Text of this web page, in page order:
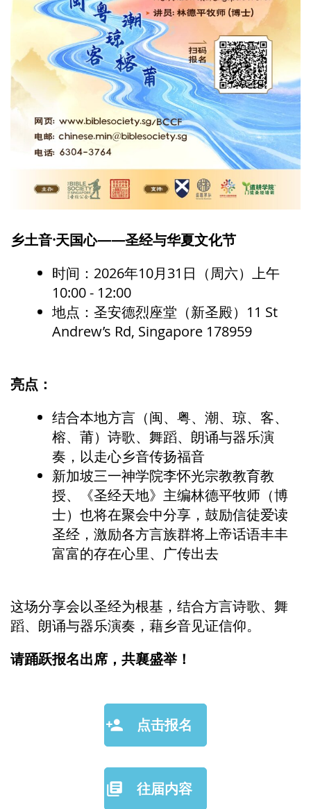
乡土音·天国心——圣经与华夏文化节
时间：2026年10月31日（周六）上午
10:00 - 12:00
地点：圣安德烈座堂（新圣殿）11 St
Andrew’s Rd, Singapore 178959
亮点：
结合本地方言（闽、粤、潮、琼、客、
榕、莆）诗歌、舞蹈、朗诵与器乐演
奏，以走心乡音传扬福音
新加坡三一神学院李怀光宗教教育教
授、《圣经天地》主编林德平牧师（博
士）也将在聚会中分享，鼓励信徒爱读
圣经，激励各方言族群将上帝话语丰丰
富富的存在心里、广传出去
这场分享会以圣经为根基，结合方言诗歌、舞
蹈、朗诵与器乐演奏，藉乡音见证信仰。
请踊跃报名出席，共襄盛举！
点击报名
往届内容